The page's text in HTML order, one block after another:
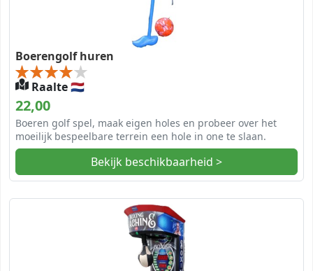
Boerengolf huren
Raalte 🇳🇱
22,00
Boeren golf spel, maak eigen holes en probeer over het
moeilijk bespeelbare terrein een hole in one te slaan.
Bekijk beschikbaarheid >